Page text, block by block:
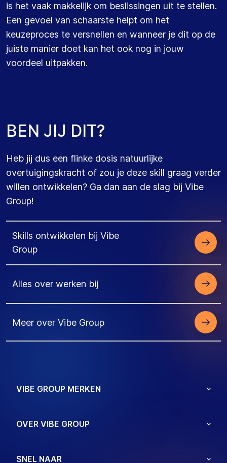
is het vaak makkelijk om beslissingen uit te stellen.
Een gevoel van schaarste helpt om het
keuzeproces te versnellen en wanneer je dit op de
juiste manier doet kan het ook nog in jouw
voordeel uitpakken.
BEN JIJ DIT?
Heb jij dus een flinke dosis natuurlijke
overtuigingskracht of zou je deze skill graag verder
willen ontwikkelen? Ga dan aan de slag bij Vibe
Group!
Skills ontwikkelen bij Vibe
Group
Alles over werken bij
Meer over Vibe Group
VIBE GROUP MERKEN
OVER VIBE GROUP
SNEL NAAR